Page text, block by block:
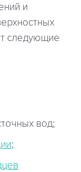
и
следующие
вод;
;